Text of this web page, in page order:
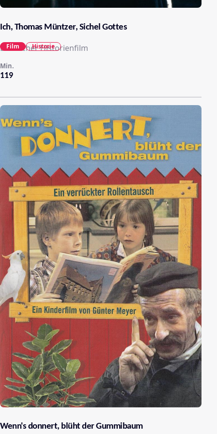
Ich, Thomas Müntzer, Sichel Gottes
Deutscher Historienfilm
119
Min.
Film Historie
Wenn's donnert, blüht der Gummibaum